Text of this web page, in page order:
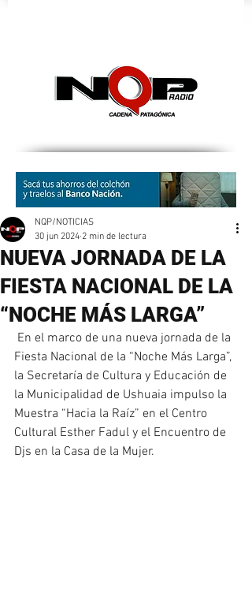
NUEVA JORNADA DE LA
FIESTA NACIONAL DE LA
“NOCHE MÁS LARGA”
NQP/NOTICIAS
30 jun 2024 2 min de lectura
Fiesta Nacional de la “Noche Más Larga”,
la Secretaría de Cultura y Educación de
la Municipalidad de Ushuaia impulso la
Muestra “Hacia la Raíz” en el Centro
Cultural Esther Fadul y el Encuentro de
Djs en la Casa de la Mujer.